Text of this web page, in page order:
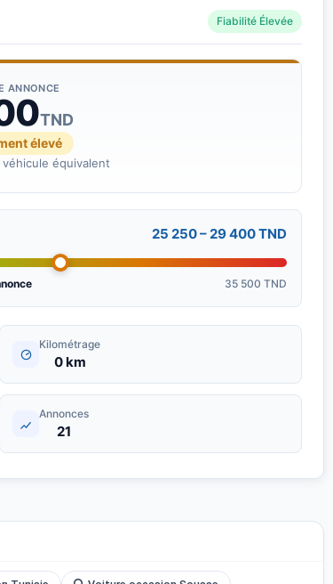
Fiabilité Élevée
ANNONCE
TND
élevé
équivalent
25 250 – 29 400 TND
35 500 TND
Kilométrage
0 km
Annonces
21